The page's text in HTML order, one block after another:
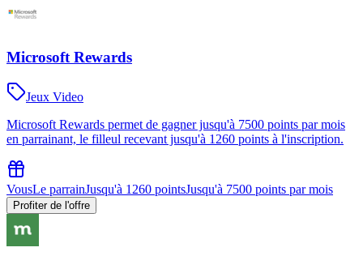
Microsoft Rewards
Jeux Video
Microsoft Rewards permet de gagner jusqu'à 7500 points par mois
en parrainant, le filleul recevant jusqu'à 1260 points à l'inscription.
VousLe parrainJusqu'à 1260 pointsJusqu'à 7500 points par mois
Profiter de l'offre